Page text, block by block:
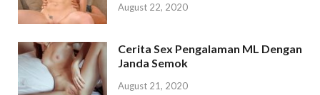
August 22, 2020
Cerita Sex Pengalaman ML Dengan
Janda Semok
August 21, 2020